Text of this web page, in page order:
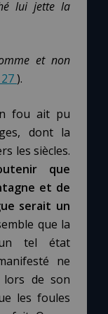
lui jette la
et non
).
fou ait pu
dont la
les siècles.
que
et de
serait un
que la
tel état
ne
lors de son
les foules